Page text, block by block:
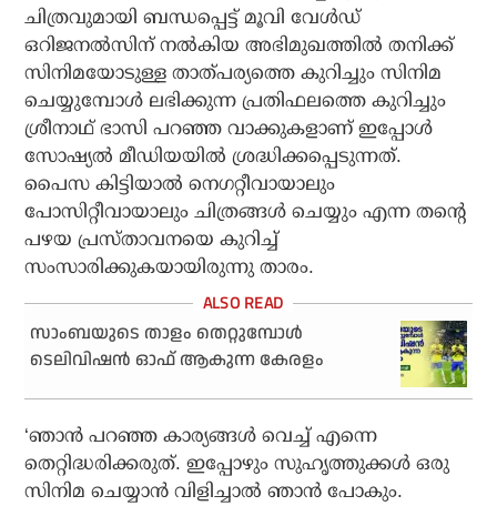
ചിത്രവുമായി ബന്ധപ്പെട്ട് മൂവി വേള്‍ഡ്
ഒറിജനല്‍സിന് നല്‍കിയ അഭിമുഖത്തില്‍ തനിക്ക്
സിനിമയോടുള്ള താത്പര്യത്തെ കുറിച്ചും സിനിമ
ചെയ്യുമ്പോള്‍ ലഭിക്കുന്ന പ്രതിഫലത്തെ കുറിച്ചും
ശ്രീനാഥ് ഭാസി പറഞ്ഞ വാക്കുകളാണ് ഇപ്പോള്‍
സോഷ്യല്‍ മീഡിയയില്‍ ശ്രദ്ധിക്കപ്പെടുന്നത്.
പൈസ കിട്ടിയാല്‍ നെഗറ്റീവായാലും
പോസിറ്റീവായാലും ചിത്രങ്ങള്‍ ചെയ്യും എന്ന തന്റെ
പഴയ പ്രസ്താവനയെ കുറിച്ച്
സംസാരിക്കുകയായിരുന്നു താരം.
സാംബയുടെ താളം തെറ്റുമ്പോള്‍
ടെലിവിഷന്‍ ഓഫ് ആകുന്ന കേരളം
‘ഞാന്‍ പറഞ്ഞ കാര്യങ്ങള്‍ വെച്ച് എന്നെ
തെറ്റിദ്ധരിക്കരുത്. ഇപ്പോഴും സുഹൃത്തുക്കള്‍ ഒരു
സിനിമ ചെയ്യാന്‍ വിളിച്ചാല്‍ ഞാന്‍ പോകും.